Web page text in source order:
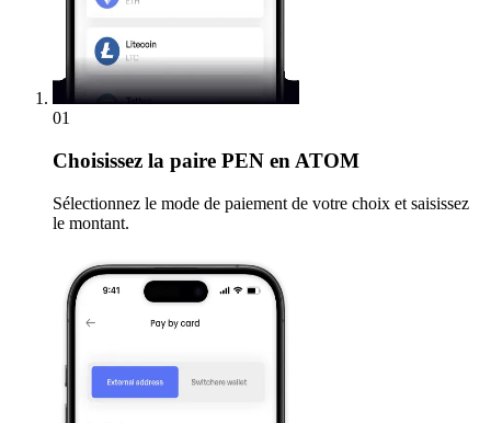
01
Choisissez la paire PEN en ATOM
Sélectionnez le mode de paiement de votre choix et saisissez
le montant.